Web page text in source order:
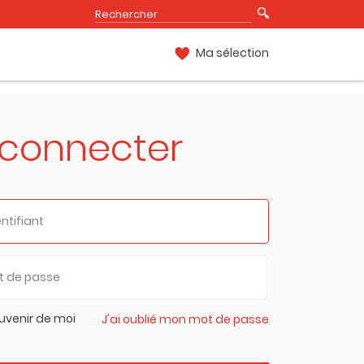
Ma sélection
de moi J'ai oublié mon mot de passe